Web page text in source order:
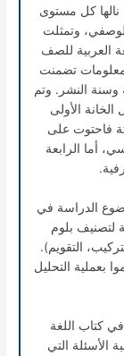
نالها كل مستوى
وتمثلت
العربية للصف
معلومات تضمنت
وسنة النشر. وتم
الأولى
فاحتوت على
أما الرابعة
الدراسة في
لتصنيف بلوم
التقويم).
بعملية التحليل
كتاب اللغة
فكانت نسبة الأسئلة التي